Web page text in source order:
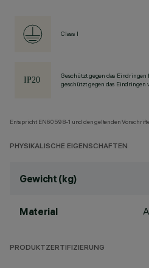
Class I
Geschützt gegen das Eindringen
geschützt gegen das Eindringen
Entspricht EN60598-1 und den geltenden
PHYSIKALISCHE EIGENSCHAFTEN
Gewicht (kg)
Material
PRODUKTZERTIFIZIERUNG